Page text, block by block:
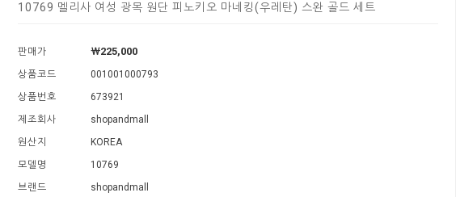
10769 멜리사 여성 광목 원단 피노키오 마네킹(우레탄) 스완 골드 세트
판매가 ￦225,000
상품코드
001001000793
상품번호
673921
제조회사
shopandmall
원산지
KOREA
모델명
10769
브랜드
shopandmall